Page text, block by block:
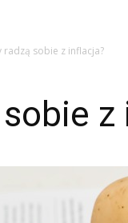
radzą sobie z inflacja?
z